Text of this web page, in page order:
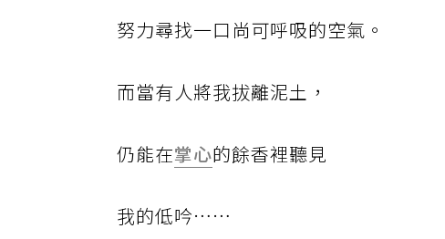
努力尋找一口尚可呼吸的空氣。
而當有人將我拔離泥土，
仍能在掌心的餘香裡聽見
我的低吟……